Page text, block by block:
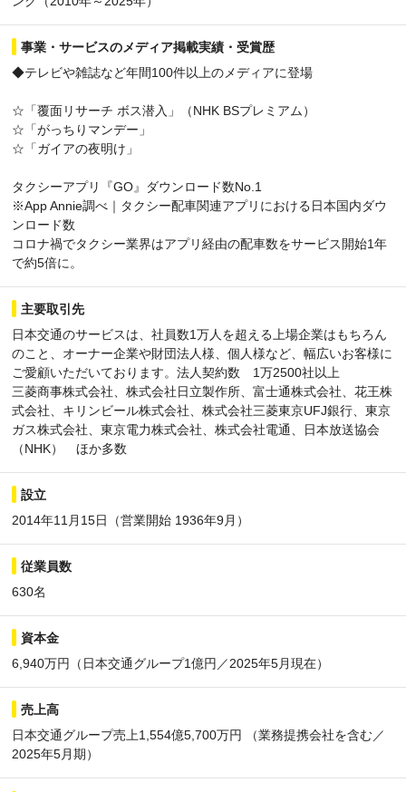
事業・サービスのメディア掲載実績・受賞歴
◆テレビや雑誌など年間100件以上のメディアに登場
☆「覆面リサーチ ボス潜入」（NHK BSプレミアム）
☆「がっちりマンデー」
☆「ガイアの夜明け」
タクシーアプリ『GO』ダウンロード数No.1
※App Annie調べ｜タクシー配車関連アプリにおける日本国内ダウ
ンロード数
コロナ禍でタクシー業界はアプリ経由の配車数をサービス開始1年
で約5倍に。
主要取引先
日本交通のサービスは、社員数1万人を超える上場企業はもちろん
のこと、オーナー企業や財団法人様、個人様など、幅広いお客様に
ご愛顧いただいております。法人契約数 1万2500社以上
三菱商事株式会社、株式会社日立製作所、富士通株式会社、花王株
式会社、キリンビール株式会社、株式会社三菱東京UFJ銀行、東京
ガス株式会社、東京電力株式会社、株式会社電通、日本放送協会
（NHK） ほか多数
設立
2014年11月15日（営業開始 1936年9月）
従業員数
630名
資本金
6,940万円（日本交通グループ1億円／2025年5月現在）
売上高
日本交通グループ売上1,554億5,700万円 （業務提携会社を含む／
2025年5月期）